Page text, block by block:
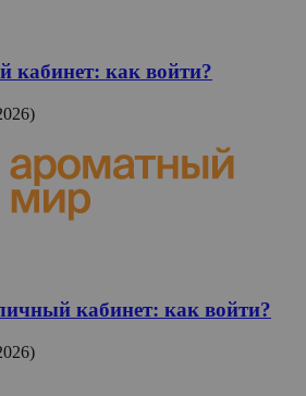
кабинет: как войти?
кабинет: как войти?